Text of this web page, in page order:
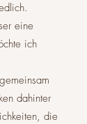
eine
ich
dahinter
die